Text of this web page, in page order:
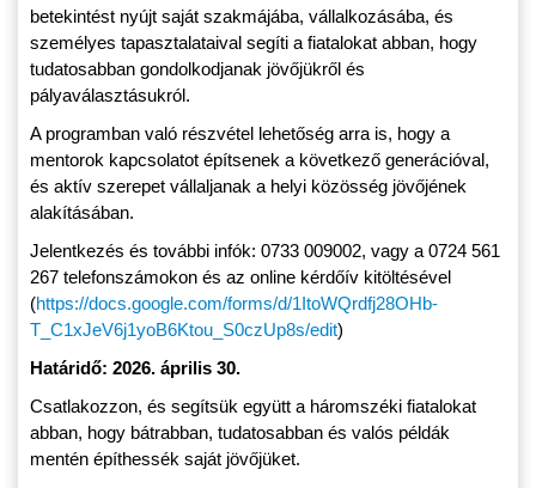
betekintést nyújt saját szakmájába, vállalkozásába, és
személyes tapasztalataival segíti a fiatalokat abban, hogy
tudatosabban gondolkodjanak jövőjükről és
pályaválasztásukról.
A programban való részvétel lehetőség arra is, hogy a
mentorok kapcsolatot építsenek a következő generációval,
és aktív szerepet vállaljanak a helyi közösség jövőjének
alakításában.
Jelentkezés és további infók: 0733 009002, vagy a 0724 561
267 telefonszámokon és az online kérdőív kitöltésével
(https://docs.google.com/forms/d/1ItoWQrdfj28OHb-
T_C1xJeV6j1yoB6Ktou_S0czUp8s/edit)
Határidő: 2026. április 30.
Csatlakozzon, és segítsük együtt a háromszéki fiatalokat
abban, hogy bátrabban, tudatosabban és valós példák
mentén építhessék saját jövőjüket.